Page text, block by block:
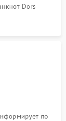
Dors
по